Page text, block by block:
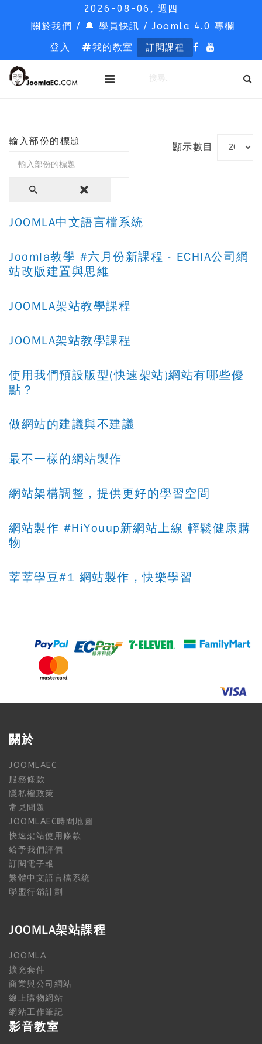
2026-08-06, 週四
關於我們 / 🔔 學員快訊 /Joomla 4.0 專欄
登入
我的教室 訂閱課程
輸入部份的標題
顯示數目
JOOMLA中文語言檔系統
Joomla教學 #六月份新課程 - ECHIA公司網
站改版建置與思維
JOOMLA架站教學課程
JOOMLA架站教學課程
使用我們預設版型(快速架站)網站有哪些優
點？
做網站的建議與不建議
最不一樣的網站製作
網站架構調整，提供更好的學習空間
網站製作 #HiYouup新網站上線 輕鬆健康購
物
莘莘學豆#1 網站製作，快樂學習
關於
JOOMLAEC
服務條款
隱私權政策
常見問題
JOOMLAEC時間地圖
快速架站使用條款
給予我們評價
訂閱電子報
繁體中文語言檔系統
聯盟行銷計劃
JOOMLA架站課程
JOOMLA
擴充套件
商業與公司網站
線上購物網站
網站工作筆記
影音教室